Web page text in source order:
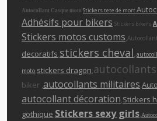
Autocollant Casque moto Stickers tete de mort
Adhésifs pour bikers Stickers bikers
Stickers motos customs
decoratifs stickers cheval,
moto stickers dragon
biker , autocollants militaires
autocollant décoration Stickers
gothique Stickers sexy girls